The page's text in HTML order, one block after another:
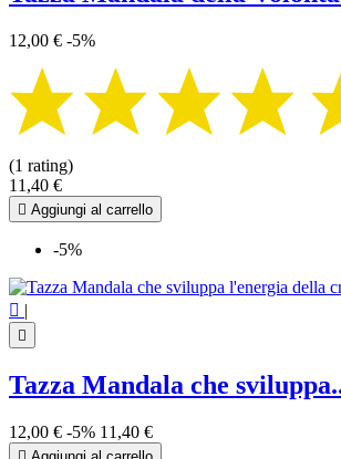
12,00 € -5%
(1 rating)
11,40 €
 Aggiungi al carrello
-5%
 |

Tazza Mandala che
12,00 € -5% 11,40 €